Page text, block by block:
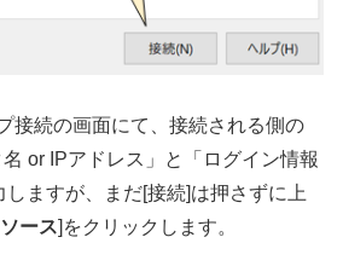
接続の画面にて、接続される側の
or IPアドレス」と「ログイン情報
しますが、まだ[接続]は押さずに上
ース]をクリックします。